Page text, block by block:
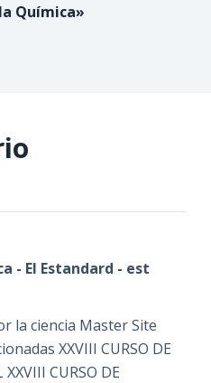
Química»
- El Estandard - est
la ciencia Master Site
XXVIII CURSO DE
CURSO DE